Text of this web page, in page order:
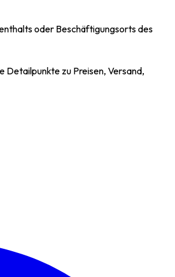
oder Beschäftigungsorts des
Detailpunkte zu Preisen, Versand,